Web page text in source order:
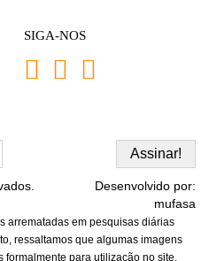
SIGA-NOS
Desenvolvido por:
mufasa
arrematadas em pesquisas diárias
ressaltamos que algumas imagens
para utilização no site.